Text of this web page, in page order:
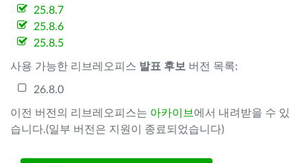
25.8.7
25.8.6
25.8.5
사용 가능한 리브레오피스 발표 후보 버전 목록:
26.8.0
이전 버전의 리브레오피스는 아카이브 에서 내려받을 수 있
습니다.(일부 버전은 지원이 종료되었습니다)